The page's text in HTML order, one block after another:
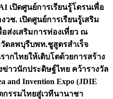
เปิดศูนย์การเรียนรู้โดรนเพื่อ
วช. เปิดศูนย์การเรียนรู้เสริม
ส่งเสริมการท่องเที่ยว ณ
ดลพบุรีบพท.ชูสูตรสำเร็จ
ากไทยให้เติบโตด้วยการสร้าง
ข่าวนักประดิษฐ์ไทย คว้ารางวัล
and Invention Expo (JDIE
กรรมไทยสู่เวทีนานาชา